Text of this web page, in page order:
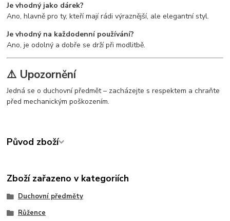
Je vhodný jako dárek?
Ano, hlavně pro ty, kteří mají rádi výraznější, ale elegantní styl.
Je vhodný na každodenní používání?
Ano, je odolný a dobře se drží při modlitbě.
⚠️ Upozornění
Jedná se o duchovní předmět – zacházejte s respektem a chraňte
před mechanickým poškozením.
Původ zboží
Zboží zařazeno v kategoriích
Duchovní předměty
Růžence